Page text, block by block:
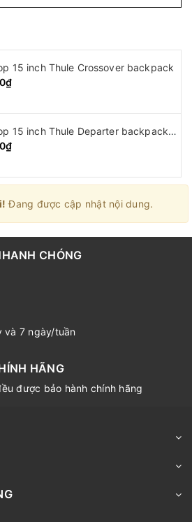
15 inch Thule Crossover backpack
Balo laptop 15 inch Thule Departer backpack ( 21L )
Đang được cập nhật nội dung.
CHÓNG
và 7 ngày/tuần
HÃNG
được bảo hành chính hãng